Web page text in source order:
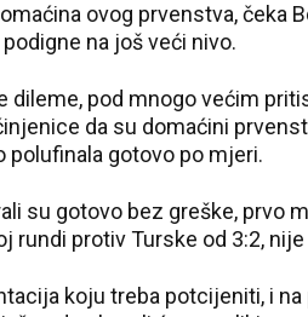
ovog prvenstva, čeka
na još veći nivo.
dileme, pod mnogo većim
da su domaćini
polufinala gotovo po mjeri.
su gotovo bez greške, prvo
rundi protiv Turske od 3:2,
koju treba potcijeniti, i